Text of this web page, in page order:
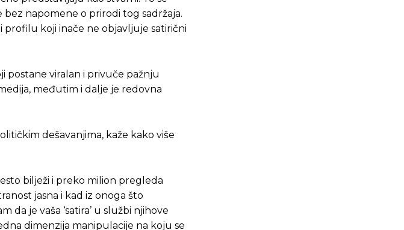
da živi!
da živi!
bez napomene o prirodi tog sadržaja.
profilu koji inače ne objavljuje satirični
postane viralan i privuče pažnju
međutim i dalje je redovna
dešavanjima, kaže kako više
bilježi i preko milion pregleda
jasna i kad iz onoga što
je vaša ‘satira’ u službi njihove
dimenzija manipulacije na koju se